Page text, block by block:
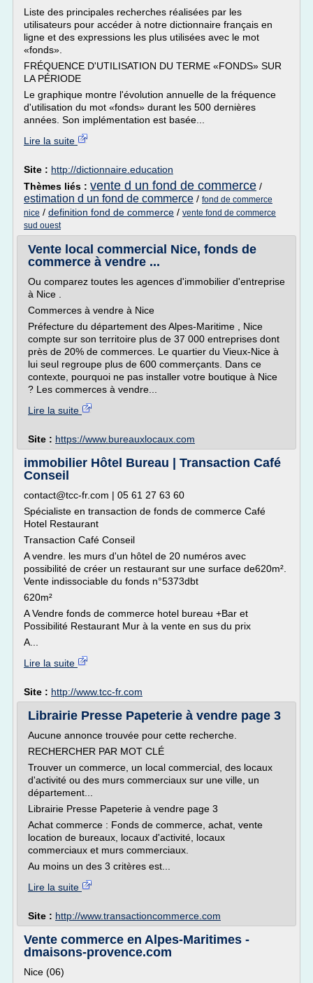
Liste des principales recherches réalisées par les
utilisateurs pour accéder à notre dictionnaire français en
ligne et des expressions les plus utilisées avec le mot
«fonds».
FRÉQUENCE D'UTILISATION DU TERME «FONDS» SUR
LA PÉRIODE
Le graphique montre l'évolution annuelle de la fréquence
d'utilisation du mot «fonds» durant les 500 dernières
années. Son implémentation est basée...
Lire la suite
Site : http://dictionnaire.education
Thèmes liés : vente d un fond de commerce /
estimation d un fond de commerce / fond de commerce
nice / definition fond de commerce / vente fond de commerce
sud ouest
Vente local commercial Nice, fonds de
commerce à vendre ...
Ou comparez toutes les agences d'immobilier d'entreprise
à Nice .
Commerces à vendre à Nice
Préfecture du département des Alpes-Maritime , Nice
compte sur son territoire plus de 37 000 entreprises dont
près de 20% de commerces. Le quartier du Vieux-Nice à
lui seul regroupe plus de 600 commerçants. Dans ce
contexte, pourquoi ne pas installer votre boutique à Nice
? Les commerces à vendre...
Lire la suite
Site : https://www.bureauxlocaux.com
immobilier Hôtel Bureau | Transaction Café
Conseil
contact@tcc-fr.com | 05 61 27 63 60
Spécialiste en transaction de fonds de commerce Café
Hotel Restaurant
Transaction Café Conseil
A vendre. les murs d'un hôtel de 20 numéros avec
possibilité de créer un restaurant sur une surface de620m².
Vente indissociable du fonds n°5373dbt
620m²
A Vendre fonds de commerce hotel bureau +Bar et
Possibilité Restaurant Mur à la vente en sus du prix
A...
Lire la suite
Site : http://www.tcc-fr.com
Librairie Presse Papeterie à vendre page 3
Aucune annonce trouvée pour cette recherche.
RECHERCHER PAR MOT CLÉ
Trouver un commerce, un local commercial, des locaux
d'activité ou des murs commerciaux sur une ville, un
département...
Librairie Presse Papeterie à vendre page 3
Achat commerce : Fonds de commerce, achat, vente
location de bureaux, locaux d'activité, locaux
commerciaux et murs commerciaux.
Au moins un des 3 critères est...
Lire la suite
Site : http://www.transactioncommerce.com
Vente commerce en Alpes-Maritimes -
dmaisons-provence.com
Nice (06)